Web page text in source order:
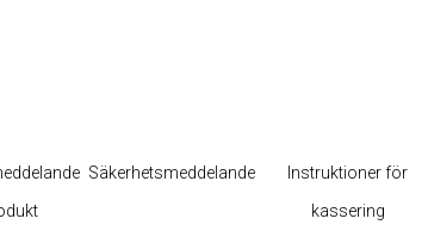
Säkerhetsmeddelande
Instruktioner för
kassering